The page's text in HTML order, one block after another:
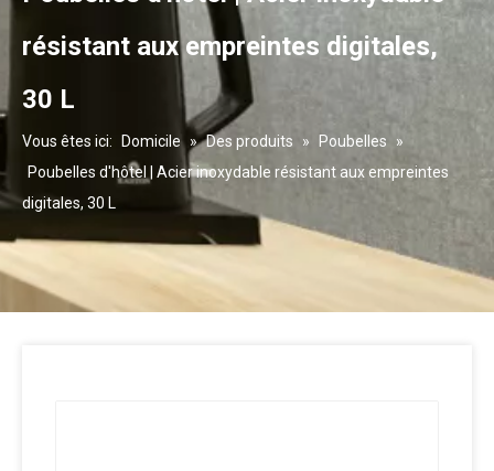
résistant aux empreintes digitales,
30 L
Vous êtes ici: Domicile » Des produits » Poubelles
»
Poubelles d'hôtel | Acier inoxydable résistant aux empreintes
digitales, 30 L